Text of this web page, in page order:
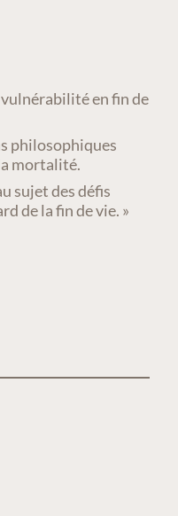
en fin de
philosophiques
mortalité.
sujet des défis
de la fin de vie. »